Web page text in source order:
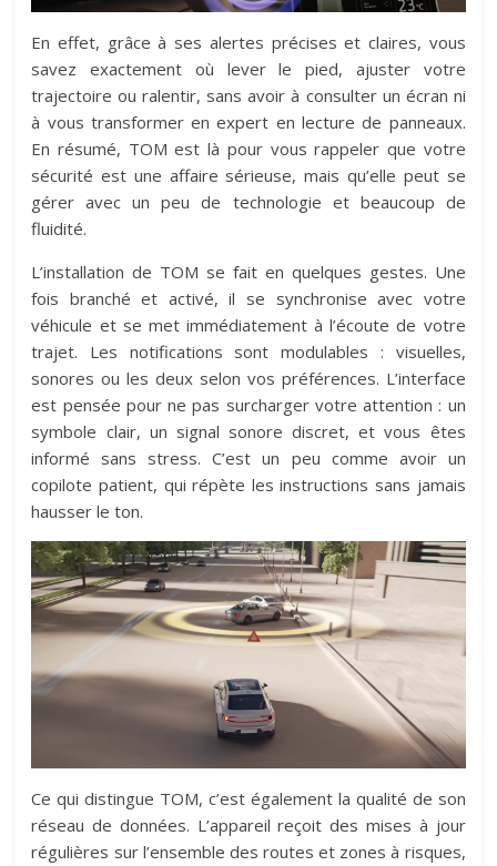
En effet, grâce à ses alertes précises et claires, vous
savez exactement où lever le pied, ajuster votre
trajectoire ou ralentir, sans avoir à consulter un écran ni
à vous transformer en expert en lecture de panneaux.
En résumé, TOM est là pour vous rappeler que votre
sécurité est une affaire sérieuse, mais qu’elle peut se
gérer avec un peu de technologie et beaucoup de
fluidité.
L’installation de TOM se fait en quelques gestes. Une
fois branché et activé, il se synchronise avec votre
véhicule et se met immédiatement à l’écoute de votre
trajet. Les notifications sont modulables : visuelles,
sonores ou les deux selon vos préférences. L’interface
est pensée pour ne pas surcharger votre attention : un
symbole clair, un signal sonore discret, et vous êtes
informé sans stress. C’est un peu comme avoir un
copilote patient, qui répète les instructions sans jamais
hausser le ton.
Ce qui distingue TOM, c’est également la qualité de son
réseau de données. L’appareil reçoit des mises à jour
régulières sur l’ensemble des routes et zones à risques,